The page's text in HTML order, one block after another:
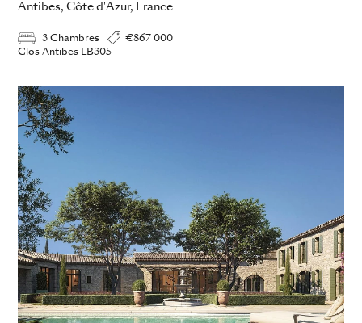
Antibes, Côte d'Azur, France
3 Chambres
€867 000
Clos Antibes LB305